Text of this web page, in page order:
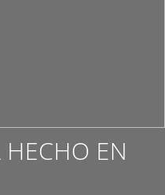
HECHO EN